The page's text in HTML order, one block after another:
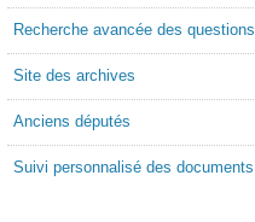
Recherche avancée des questions
Site des archives
Anciens députés
Suivi personnalisé des documents